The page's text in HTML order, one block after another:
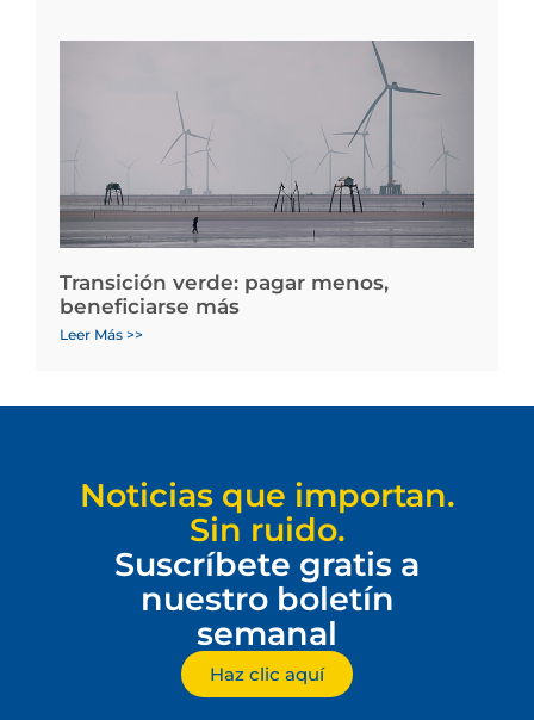
Transición verde: pagar menos,
beneficiarse más
Leer Más >>
Noticias que importan.
Sin ruido.
Suscríbete gratis a
nuestro boletín
semanal
Haz clic aquí